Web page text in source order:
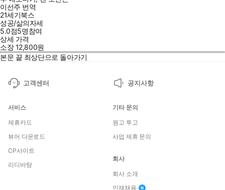
이선주 번역
21세기북스
성공/삶의자세
5.0점5명참여
상세 가격
소장12,800원
본문 끝 최상단으로 돌아가기
고객센터 공지사항
서비스
제휴카드
뷰어 다운로드
CP사이트
리디바탕
기타 문의
원고 투고
사업 제휴 문의
회사
회사 소개
인재채용